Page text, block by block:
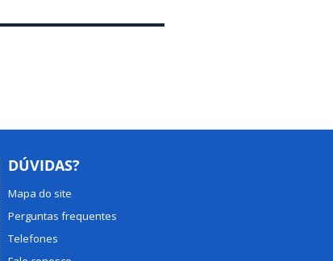
DÚVIDAS?
Mapa do site
Perguntas frequentes
Telefones